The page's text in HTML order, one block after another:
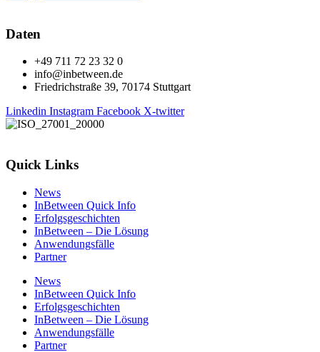
Daten
+49 711 72 23 32 0
info@inbetween.de
Friedrichstraße 39, 70174 Stuttgart
Linkedin Instagram Facebook X-twitter
Quick Links
News
InBetween Quick Info
Erfolgsgeschichten
InBetween – Die Lösung
Anwendungsfälle
Partner
News
InBetween Quick Info
Erfolgsgeschichten
InBetween – Die Lösung
Anwendungsfälle
Partner